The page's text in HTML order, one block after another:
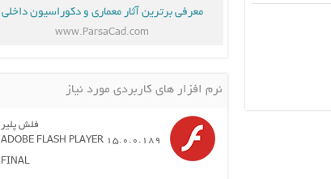
معرفی برترین آثار معماری و دکوراسیون داخلی
www.ParsaCad.com
نرم افزار های کاربردی مورد نیاز
فلش پلیر
ADOBE FLASH PLAYER 15.0.0.189
FINAL